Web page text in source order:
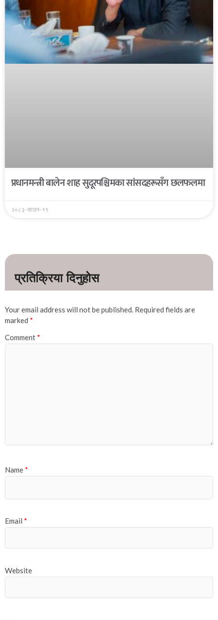
प्रधानमन्त्री बालेन शाह सुदूरपश्चिमका सांसदहरूसँग छलफलमा
२०८३-साउन-१९
Your email address will not be published. Required fields are
marked *
Comment *
Name *
Email *
Website